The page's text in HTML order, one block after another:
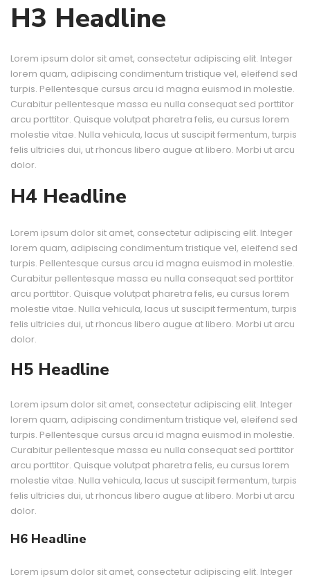
H3 Headline
Lorem ipsum dolor sit amet, consectetur adipiscing elit. Integer
lorem quam, adipiscing condimentum tristique vel, eleifend sed
turpis. Pellentesque cursus arcu id magna euismod in molestie.
Curabitur pellentesque massa eu nulla consequat sed porttitor
arcu porttitor. Quisque volutpat pharetra felis, eu cursus lorem
molestie vitae. Nulla vehicula, lacus ut suscipit fermentum, turpis
felis ultricies dui, ut rhoncus libero augue at libero. Morbi ut arcu
dolor.
H4 Headline
Lorem ipsum dolor sit amet, consectetur adipiscing elit. Integer
lorem quam, adipiscing condimentum tristique vel, eleifend sed
turpis. Pellentesque cursus arcu id magna euismod in molestie.
Curabitur pellentesque massa eu nulla consequat sed porttitor
arcu porttitor. Quisque volutpat pharetra felis, eu cursus lorem
molestie vitae. Nulla vehicula, lacus ut suscipit fermentum, turpis
felis ultricies dui, ut rhoncus libero augue at libero. Morbi ut arcu
dolor.
H5 Headline
Lorem ipsum dolor sit amet, consectetur adipiscing elit. Integer
lorem quam, adipiscing condimentum tristique vel, eleifend sed
turpis. Pellentesque cursus arcu id magna euismod in molestie.
Curabitur pellentesque massa eu nulla consequat sed porttitor
arcu porttitor. Quisque volutpat pharetra felis, eu cursus lorem
molestie vitae. Nulla vehicula, lacus ut suscipit fermentum, turpis
felis ultricies dui, ut rhoncus libero augue at libero. Morbi ut arcu
dolor.
H6 Headline
Lorem ipsum dolor sit amet, consectetur adipiscing elit. Integer